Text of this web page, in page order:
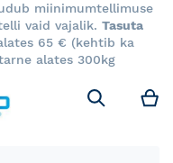
miinimumtellimuse
vaid vajalik. Tasuta
65 € (kehtib ka
alates 300kg
Otsi
kehtivad ainult e-